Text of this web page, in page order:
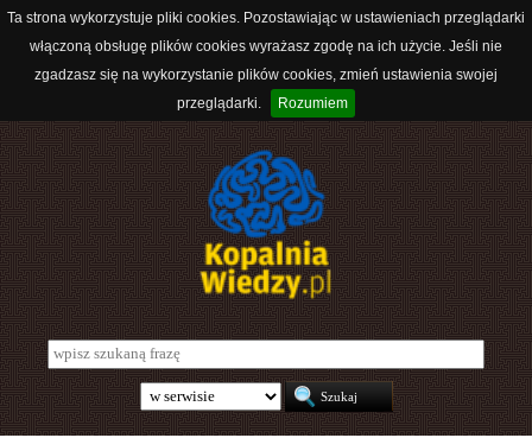
Ta strona wykorzystuje pliki cookies. Pozostawiając w ustawieniach przeglądarki
włączoną obsługę plików cookies wyrażasz zgodę na ich użycie. Jeśli nie
zgadzasz się na wykorzystanie plików cookies, zmień ustawienia swojej
przeglądarki.
Rozumiem